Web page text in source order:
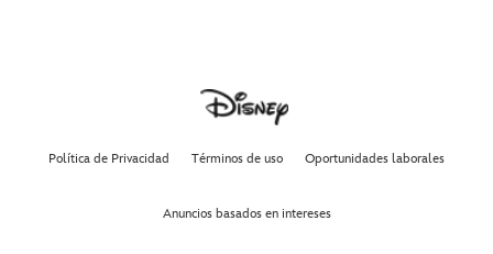
Política de Privacidad Términos de uso Oportunidades laborales
Anuncios basados en intereses